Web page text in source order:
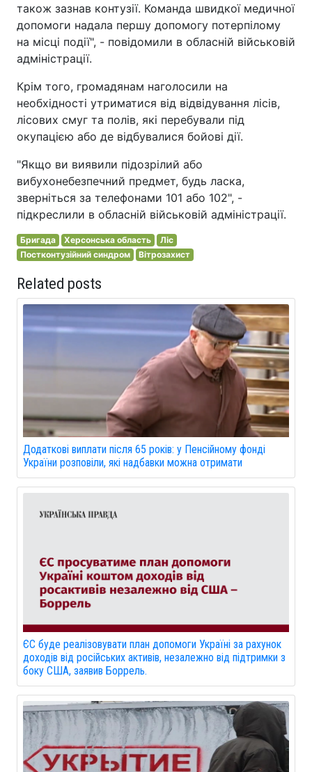
також зазнав контузії. Команда швидкої медичної
допомоги надала першу допомогу потерпілому
на місці події", - повідомили в обласній військовій
адміністрації.
Крім того, громадянам наголосили на
необхідності утриматися від відвідування лісів,
лісових смуг та полів, які перебували під
окупацією або де відбувалися бойові дії.
"Якщо ви виявили підозрілий або
вибухонебезпечний предмет, будь ласка,
зверніться за телефонами 101 або 102", -
підкреслили в обласній військовій адміністрації.
Бригада Херсонська область
Ліс
Постконтузійний синдром
Вітрозахист
Related posts
Додаткові виплати після 65 років: у Пенсійному фонді
України розповіли, які надбавки можна отримати
ЄС буде реалізовувати план допомоги Україні за рахунок
доходів від російських активів, незалежно від підтримки з
боку США, заявив Боррель.